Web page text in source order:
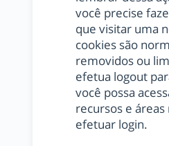
você precise
que visitar uma
cookies são
removidos ou
efetua logout
você possa
recursos e
efetuar login.